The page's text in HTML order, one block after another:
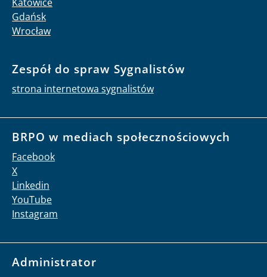
Gdańsk
Wrocław
Zespół do spraw Sygnalistów
strona internetowa sygnalistów
BRPO w mediach społecznościowych
Facebook
X
Linkedin
YouTube
Instagram
Administrator